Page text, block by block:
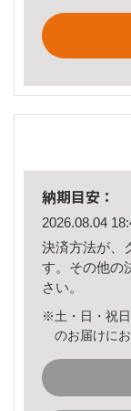
納期目安：
2026.08.04
決済方法が、
す。その他の
さい。
※土・日・祝
のお届けに